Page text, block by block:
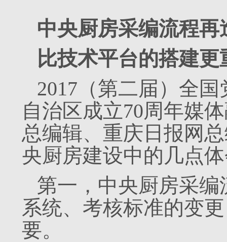
中央厨房采编流程再
比技术平台的搭建更
2017（第二届）全
自治区成立70周年媒
总编辑、重庆日报网
央厨房建设中的几点
第一，中央厨房采
系统、考核标准的变
要。